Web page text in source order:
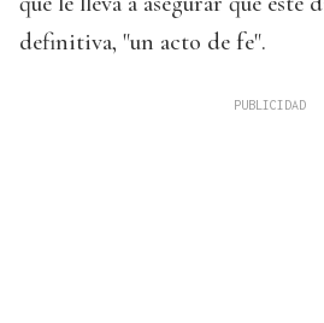
definitiva, "un acto de fe".